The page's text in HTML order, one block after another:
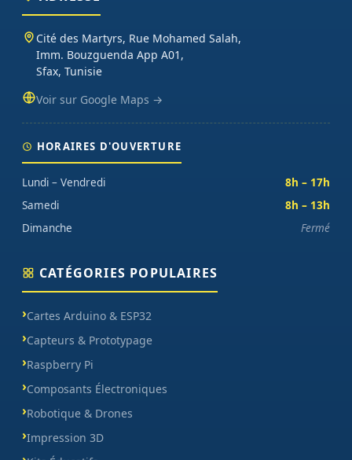
Cité des Martyrs, Rue Mohamed Salah,
Imm. Bouzguenda App A01,
Sfax, Tunisie
Voir sur Google Maps →
HORAIRES D'OUVERTURE
Lundi – Vendredi
8h – 17h
Samedi
8h – 13h
Dimanche
Fermé
CATÉGORIES POPULAIRES
Cartes Arduino & ESP32
Capteurs & Prototypage
Raspberry Pi
Composants Électroniques
Robotique & Drones
Impression 3D